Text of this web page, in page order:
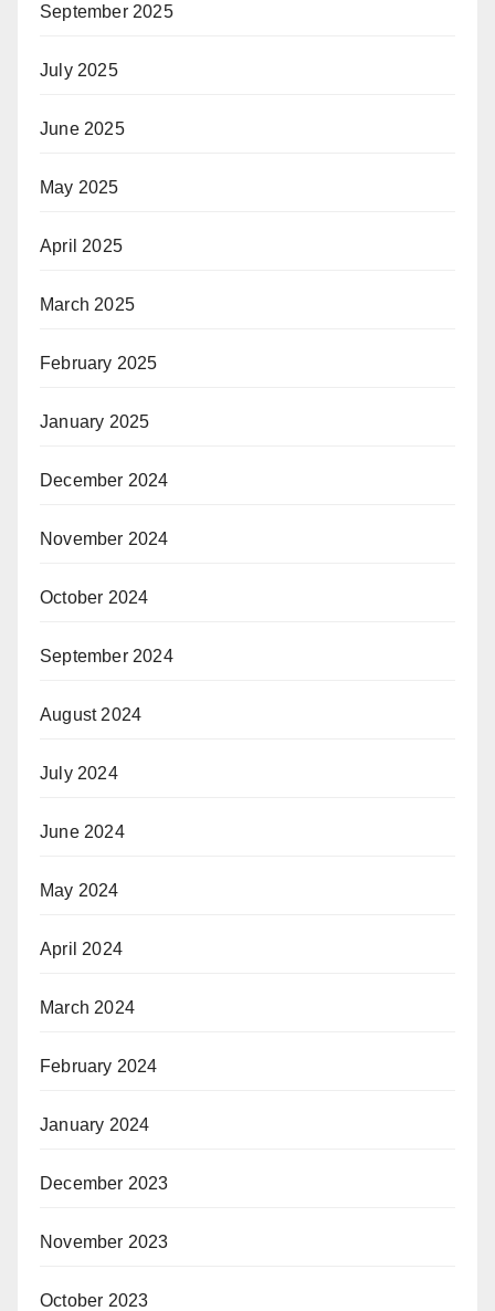
September 2025
July 2025
June 2025
May 2025
April 2025
March 2025
February 2025
January 2025
December 2024
November 2024
October 2024
September 2024
August 2024
July 2024
June 2024
May 2024
April 2024
March 2024
February 2024
January 2024
December 2023
November 2023
October 2023